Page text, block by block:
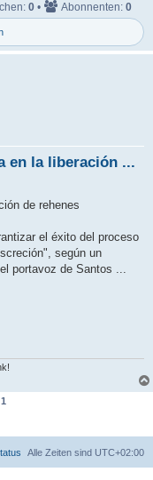
0 • Abonnenten: 0
en la liberación ...
de rehenes
el éxito del proceso
según un
portavoz de Santos ...
1
Alle Zeiten sind UTC+02:00